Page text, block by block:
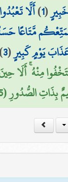
(
1
)أَلَّا
مَّتَاعًا
يَوْمٍ كَبِيرٍ(
3
مِنْهُ ۚ أَلَا
بِذَاتِ الصُّدُورِ (5)